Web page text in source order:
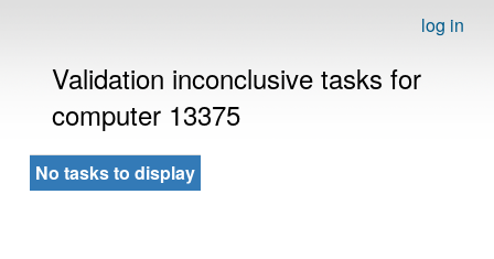
log in
Validation inconclusive tasks for
computer 13375
No tasks to display